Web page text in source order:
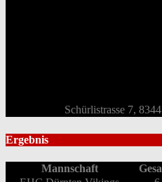
Schürlistrasse 7,
Ergebnis
Mannschaft